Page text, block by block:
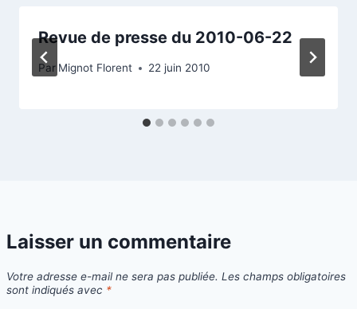
Revue de presse du 2010-06-22
Par Mignot Florent 22 juin 2010
Laisser un commentaire
Votre adresse e-mail ne sera pas publiée. Les champs obligatoires
sont indiqués avec *